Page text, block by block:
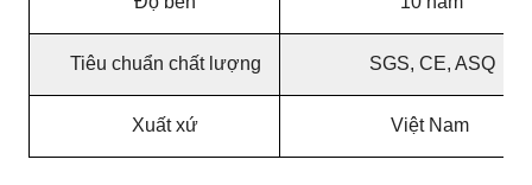
Tiêu chuẩn chất lượng SGS, CE, ASQ
Xuất xứ Việt Nam